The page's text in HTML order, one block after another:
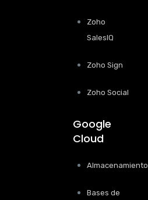
Zoho
SalesIQ
Zoho Sign
Zoho Social
Google
Cloud
Almacenamiento
Bases de